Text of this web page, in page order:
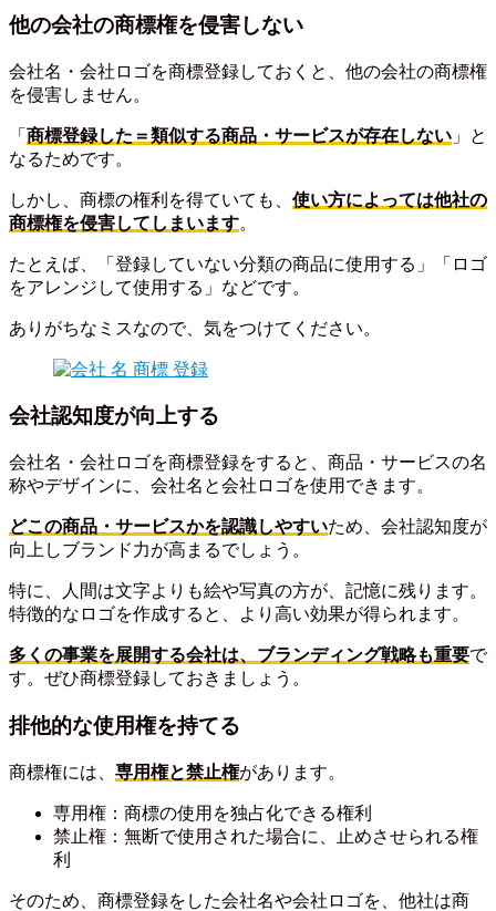
他の会社の商標権を侵害しない
会社名・会社ロゴを商標登録しておくと、他の会社の商標権
を侵害しません。
「 商標登録した＝類似する商品・サービスが存在しない 」と
なるためです。
しかし、商標の権利を得ていても、 使い方によっては他社の
商標権を侵害してしまいます。
たとえば、「登録していない分類の商品に使用する」「ロゴ
をアレンジして使用する」などです。
ありがちなミスなので、気をつけてください。
会社認知度が向上する
会社名・会社ロゴを商標登録をすると、商品・サービスの名
称やデザインに、会社名と会社ロゴを使用できます。
どこの商品・サービスかを認識しやすいため、会社認知度が
向上しブランド力が高まるでしょう。
特に、人間は文字よりも絵や写真の方が、記憶に残ります。
特徴的なロゴを作成すると、より高い効果が得られます。
多くの事業を展開する会社は、ブランディング戦略も重要で
す。ぜひ商標登録しておきましょう。
排他的な使用権を持てる
商標権には、 専用権と禁止権があります。
専用権：商標の使用を独占化できる権利
禁止権：無断で使用された場合に、止めさせられる権
利
そのため、商標登録をした会社名や会社ロゴを、他社は商